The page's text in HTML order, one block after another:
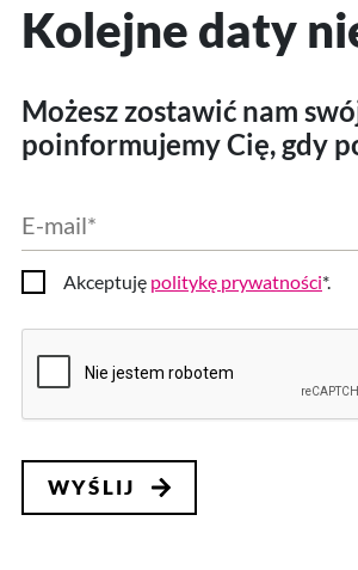
Kolejne daty
Możesz zostawić nam
poinformujemy Cię, gdy
E-
mail *
ZgodaAkceptuję politykę prywatności*.
CAPTCHA